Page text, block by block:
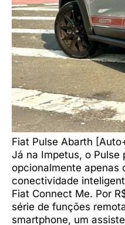
Fiat Pulse Abarth
Já na Impetus, o Pulse
opcionalmente apenas
conectividade
Fiat Connect Me. Por
série de funções
smartphone, um